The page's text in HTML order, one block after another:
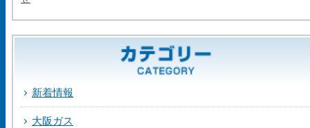
新着情報
大阪ガス